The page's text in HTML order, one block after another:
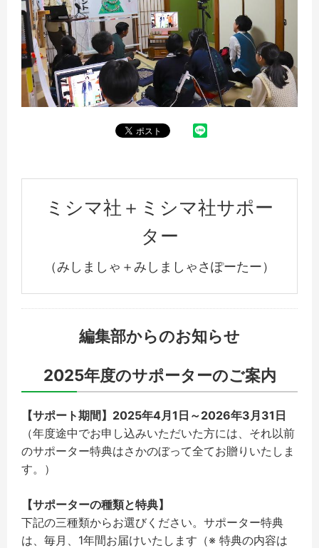
ミシマ社＋ミシマ社サポー
ター
（みしましゃ＋みしましゃさぽーたー）
編集部からのお知らせ
2025年度のサポーターのご案内
【サポート期間】2025年4月1日～2026年3月31日
（年度途中でお申し込みいただいた方には、それ以前
のサポーター特典はさかのぼって全てお贈りいたしま
す。）
【サポーターの種類と特典】
下記の三種類からお選びください。サポーター特典
は、毎月、1年間お届けいたします（※ 特典の内容は